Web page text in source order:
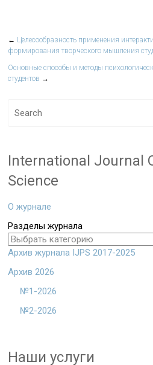
← Целесообразность применения
формирования творческого мышления
Основные способы и методы
студентов →
International Journal
Science
О журнале
Разделы журнала
Архив журнала IJPS 2017-2025
Архив 2026
№1-2026
№2-2026
Наши услуги